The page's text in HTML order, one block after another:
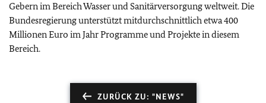
Gebern im Bereich Wasser und Sanitärversorgung weltweit. Die
Bundesregierung unterstützt mitdurchschnittlich etwa 400
Millionen Euro im Jahr Programme und Projekte in diesem
Bereich.
ZURÜCK ZU: "NEWS"